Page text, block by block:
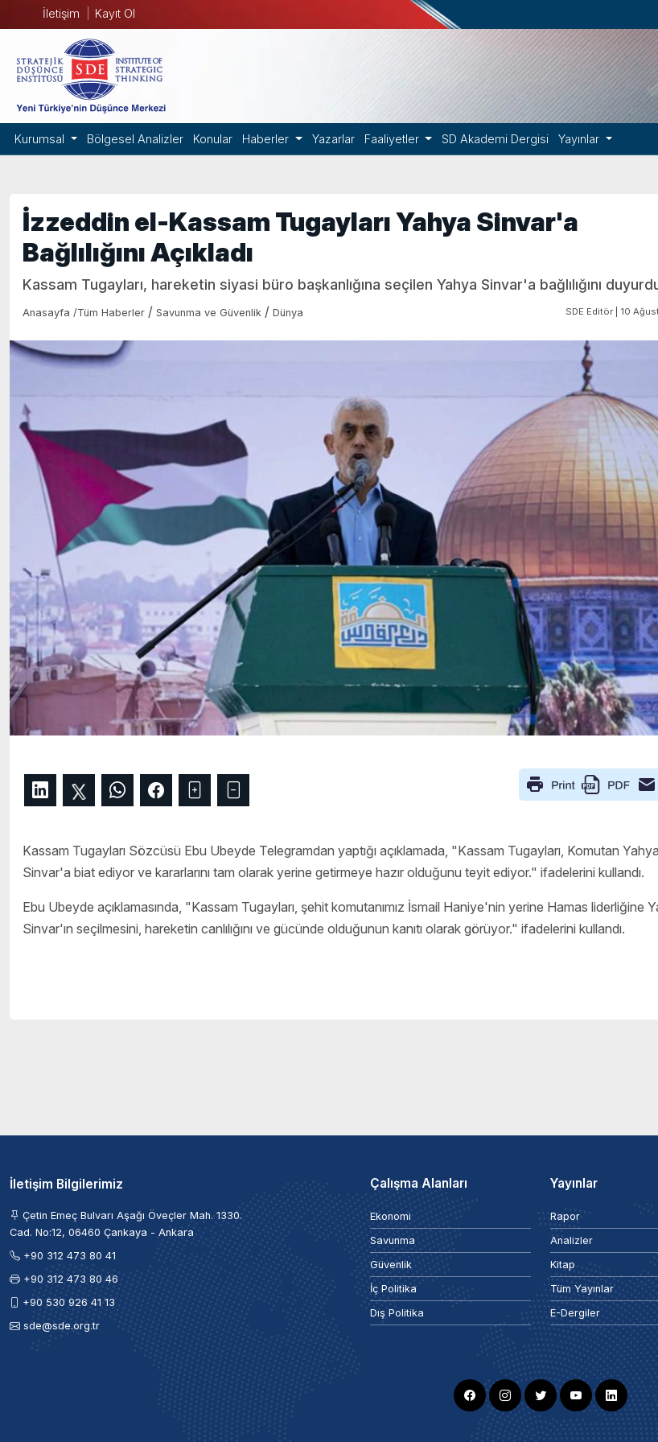
İletişim Kayıt Ol
Kurumsal Bölgesel Analizler Konular Haberler Yazarlar Faaliyetler SD Akademi Dergisi Yayınlar
İzzeddin el-Kassam Tugayları Yahya Sinvar'a
Bağlılığını Açıkladı
Kassam Tugayları, hareketin siyasi büro başkanlığına seçilen Yahya Sinvar'a bağlılığını
Anasayfa /Tüm Haberler / Savunma ve Güvenlik / Dünya SDE Editör | 10
Kassam Tugayları Sözcüsü Ebu Ubeyde Telegramdan yaptığı açıklamada, "Kassam Tugayları, Komutan Yahya
Sinvar'a biat ediyor ve kararlarını tam olarak yerine getirmeye hazır olduğunu teyit ediyor." ifadelerini kullandı.
Ebu Ubeyde açıklamasında, "Kassam Tugayları, şehit komutanımız İsmail Haniye'nin yerine Hamas liderliğine
Sinvar'ın seçilmesini, hareketin canlılığını ve gücünde olduğunun kanıtı olarak görüyor." ifadelerini kullandı.
İletişim Bilgilerimiz
Çetin Emeç Bulvarı Aşağı Öveçler Mah. 1330.
Cad. No:12, 06460 Çankaya - Ankara
+90 312 473 80 41
+90 312 473 80 46
+90 530 926 41 13
sde@sde.org.tr
Çalışma Alanları
Ekonomi
Savunma
Güvenlik
İç Politika
Dış Politika
Yayınlar
Rapor
Analizler
Kitap
Tüm Yayınlar
E-Dergiler